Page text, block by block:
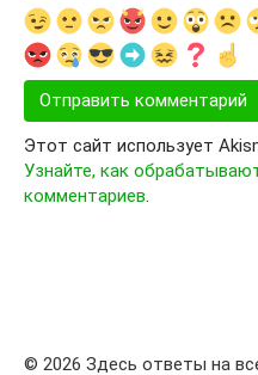
Этот сайт использует
Узнайте, как
комментариев.
© 2026 Здесь ответы на